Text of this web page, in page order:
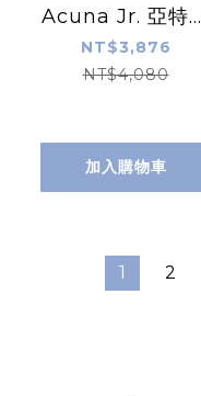
Acuna Jr. 亞特蘭
大勇士白 Nike
Replica Player
NT$3,876
NT$4,080
加入購物車
1 2